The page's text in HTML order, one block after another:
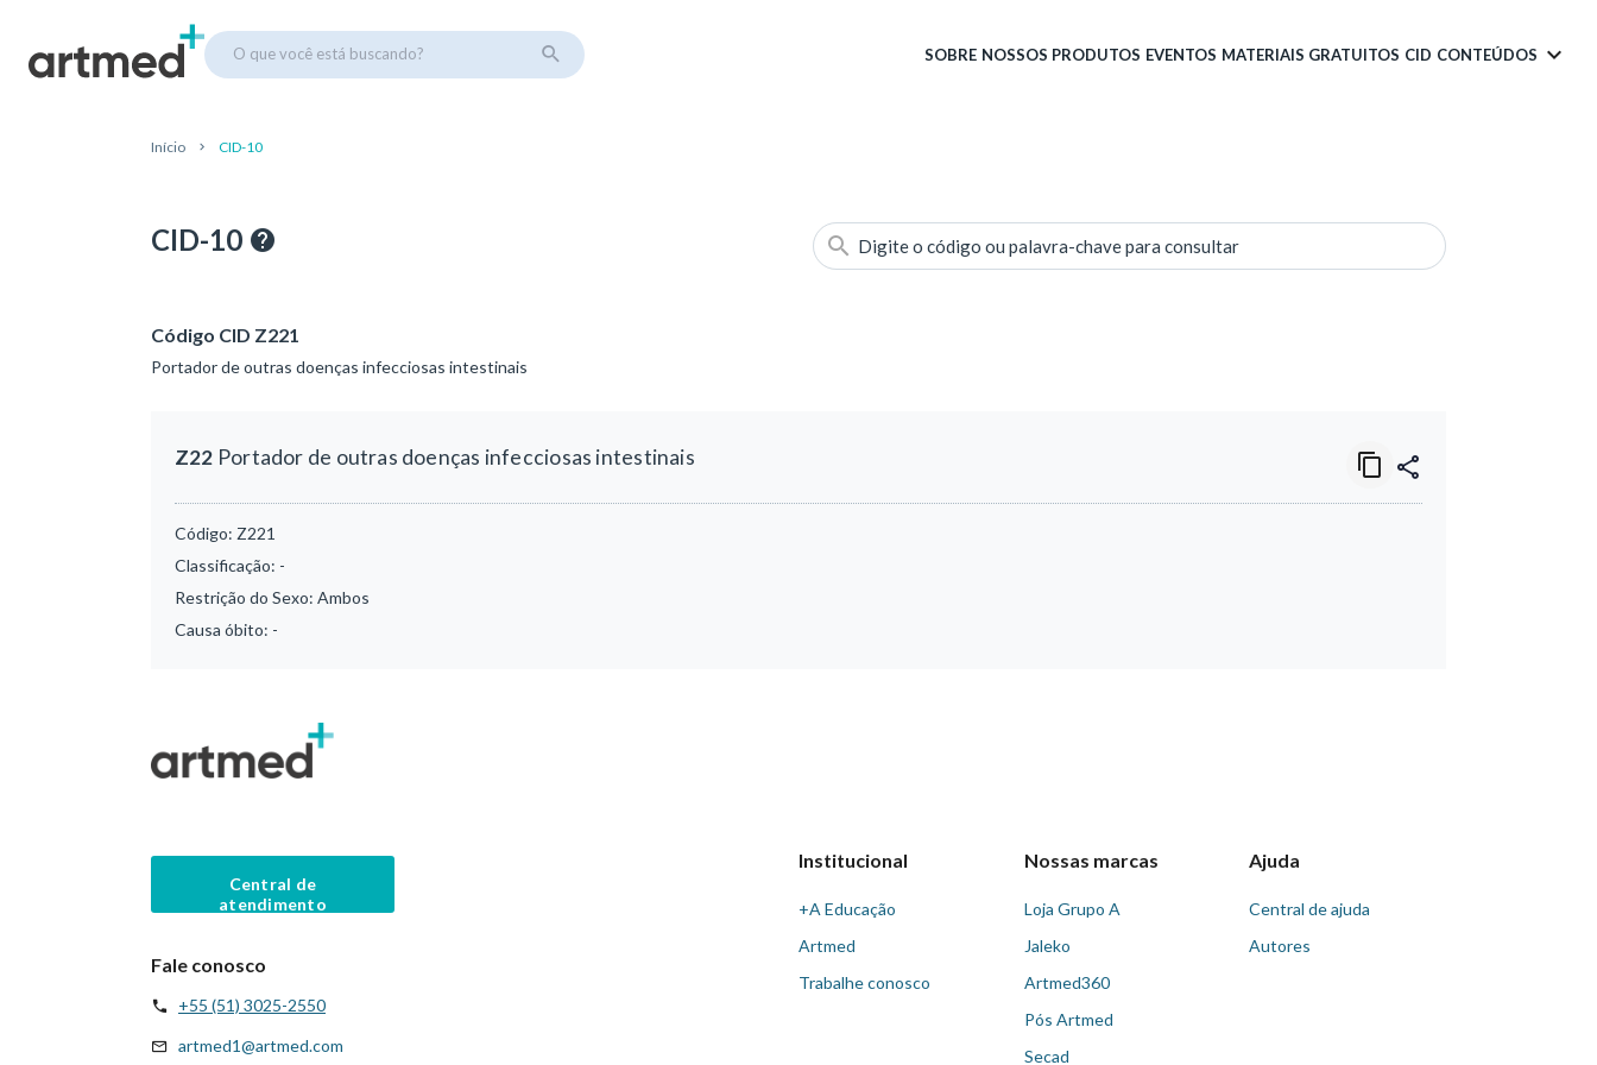
O que você está buscando? SOBRE NOSSOS PRODUTOS EVENTOS MATERIAIS GRATUITOS CID CONTEÚDOS
Início CID-10
CID-10 Digite o código ou palavra-chave para consultar
Código CID Z221
Portador de outras doenças infecciosas intestinais
Z22 Portador de outras doenças infecciosas intestinais
Código: Z221
Classificação: -
Restrição do Sexo: Ambos
Causa óbito: -
Central de
atendimento
Fale conosco
+55 (51) 3025-2550
artmed1@artmed.com
Institucional
+A Educação
Artmed
Trabalhe conosco
Nossas marcas
Loja Grupo A
Jaleko
Artmed360
Pós Artmed
Secad
Ajuda
Central de ajuda
Autores